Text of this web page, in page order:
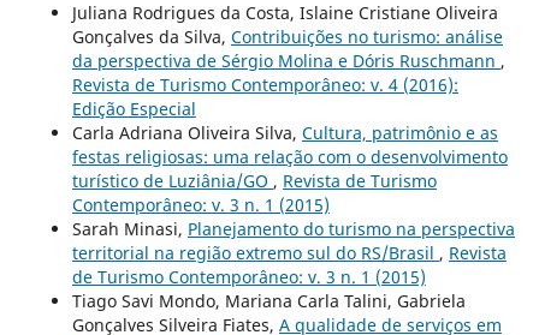
Juliana Rodrigues da Costa, Islaine Cristiane Oliveira
Gonçalves da Silva, Contribuições no turismo: análise
da perspectiva de Sérgio Molina e Dóris Ruschmann ,
Revista de Turismo Contemporâneo: v. 4 (2016):
Edição Especial
Carla Adriana Oliveira Silva, Cultura, patrimônio e as
festas religiosas: uma relação com o desenvolvimento
turístico de Luziânia/GO , Revista de Turismo
Contemporâneo: v. 3 n. 1 (2015)
Sarah Minasi, Planejamento do turismo na perspectiva
territorial na região extremo sul do RS/Brasil , Revista
de Turismo Contemporâneo: v. 3 n. 1 (2015)
Tiago Savi Mondo, Mariana Carla Talini, Gabriela
Gonçalves Silveira Fiates, A qualidade de serviços em